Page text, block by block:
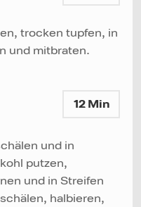
trocken tupfen, in
und mitbraten.
12 Min
und in
putzen,
und in Streifen
halbieren,